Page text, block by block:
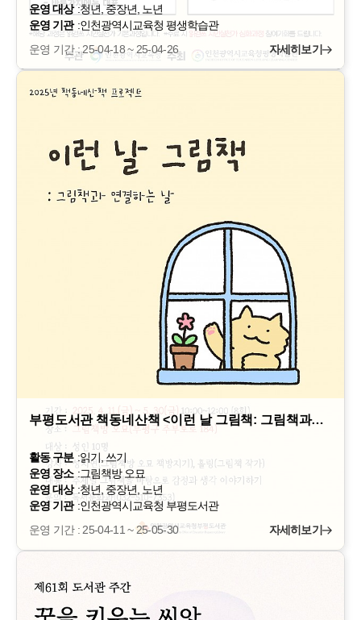
운영 대상 :청년, 중장년, 노년
운영 기관 :인천광역시교육청 평생학습관
운영 기간 : 25-04-18 ~ 25-04-26
자세히보기
부평도서관 책동네산책 <이런 날 그림책: 그림책과…
활동 구분 :읽기, 쓰기
운영 장소 :그림책방 오묘
운영 대상 :청년, 중장년, 노년
운영 기관 :인천광역시교육청 부평도서관
운영 기간 : 25-04-11 ~ 25-05-30
자세히보기